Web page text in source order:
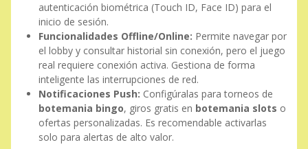
autenticación biométrica (Touch ID, Face ID) para el
inicio de sesión.
Funcionalidades Offline/Online: Permite navegar por
el lobby y consultar historial sin conexión, pero el juego
real requiere conexión activa. Gestiona de forma
inteligente las interrupciones de red.
Notificaciones Push: Configúralas para torneos de
botemania bingo, giros gratis en botemania slots o
ofertas personalizadas. Es recomendable activarlas
solo para alertas de alto valor.